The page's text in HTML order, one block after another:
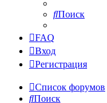
Поиск
FAQ
Вход
Регистрация
Список форумов
Поиск